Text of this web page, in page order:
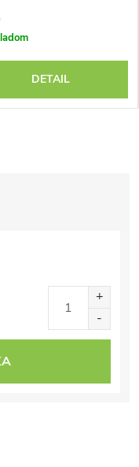
DETAIL